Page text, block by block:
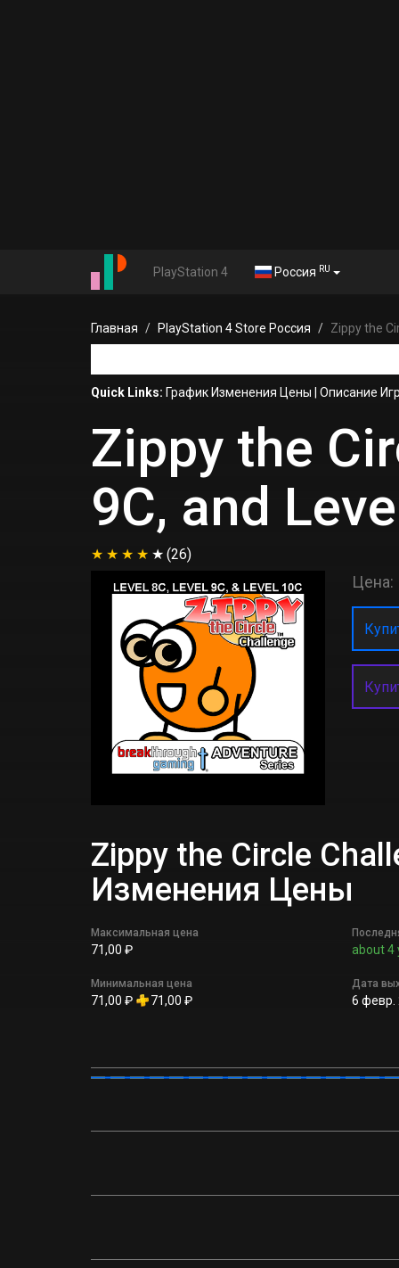
PlayStation 4 Россия RU
Главная PlayStation 4 Store Россия Zippy the
Quick Links: График Изменения Цены Описание
Zippy the
9C, and
(26)
Цена:
Zippy the Circle
Изменения Цены
Максимальная цена
71,00 ₽
Минимальная цена
71,00 ₽ 71,00 ₽
about 4
Дата
6 февр.